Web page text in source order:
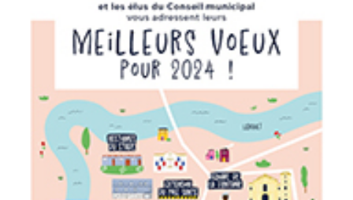
Surface
Surface
Pièces
Pièces